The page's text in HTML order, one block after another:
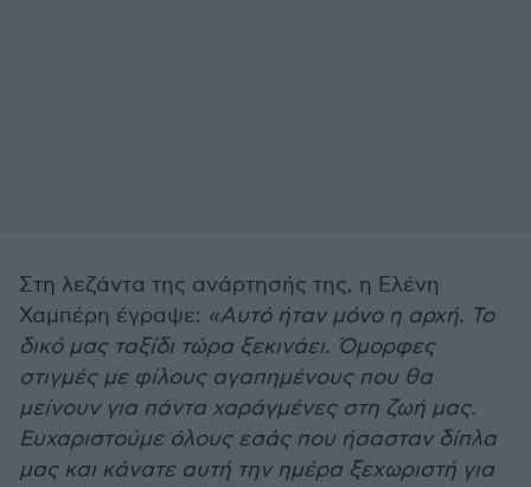
Στη λεζάντα της ανάρτησής της, η Ελένη
Χαμπέρη έγραψε: «Αυτό ήταν μόνο η αρχή. Το
δικό μας ταξίδι τώρα ξεκινάει. Όμορφες
στιγμές με φίλους αγαπημένους που θα
μείνουν για πάντα χαράγμένες στη ζωή μας.
Ευχαριστούμε όλους εσάς που ήσασταν δίπλα
μας και κάνατε αυτή την ημέρα ξεχωριστή για